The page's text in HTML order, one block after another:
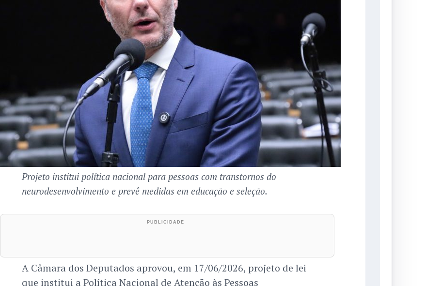
Projeto institui política nacional para pessoas com transtornos do
neurodesenvolvimento e prevê medidas em educação e seleção.
A Câmara dos Deputados aprovou, em 17/06/2026, projeto de lei
que institui a Política Nacional de Atenção às Pessoas